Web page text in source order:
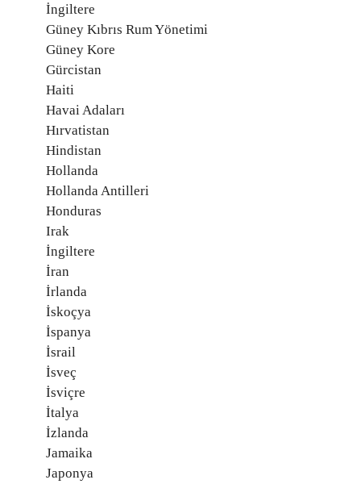
İngiltere
Güney Kıbrıs Rum Yönetimi
Güney Kore
Gürcistan
Haiti
Havai Adaları
Hırvatistan
Hindistan
Hollanda
Hollanda Antilleri
Honduras
Irak
İngiltere
İran
İrlanda
İskoçya
İspanya
İsrail
İsveç
İsviçre
İtalya
İzlanda
Jamaika
Japonya